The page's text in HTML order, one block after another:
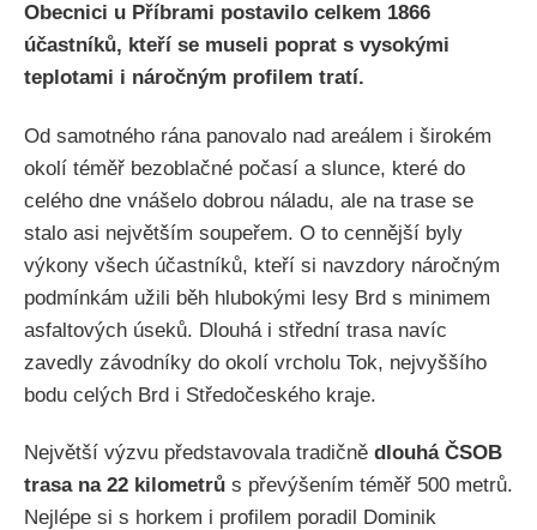
Obecnici u Příbrami postavilo celkem 1866
účastníků, kteří se museli poprat s vysokými
teplotami i náročným profilem tratí.
Od samotného rána panovalo nad areálem i širokém
okolí téměř bezoblačné počasí a slunce, které do
celého dne vnášelo dobrou náladu, ale na trase se
stalo asi největším soupeřem. O to cennější byly
výkony všech účastníků, kteří si navzdory náročným
podmínkám užili běh hlubokými lesy Brd s minimem
asfaltových úseků. Dlouhá i střední trasa navíc
zavedly závodníky do okolí vrcholu Tok, nejvyššího
bodu celých Brd i Středočeského kraje.
Největší výzvu představovala tradičně dlouhá ČSOB
trasa na 22 kilometrů s převýšením téměř 500 metrů.
Nejlépe si s horkem i profilem poradil Dominik